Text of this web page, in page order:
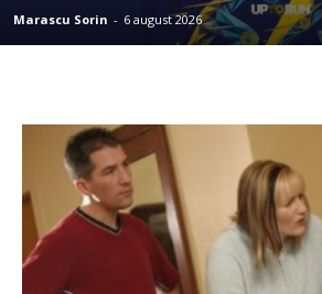
Marascu Sorin - 6 august 2026